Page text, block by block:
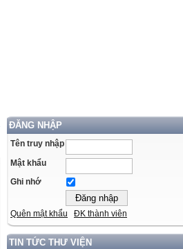
ĐĂNG NHẬP
Tên truy nhập
Mật khẩu
Ghi nhớ
Quên mật khẩu ĐK thành viên
TIN TỨC THƯ VIỆN